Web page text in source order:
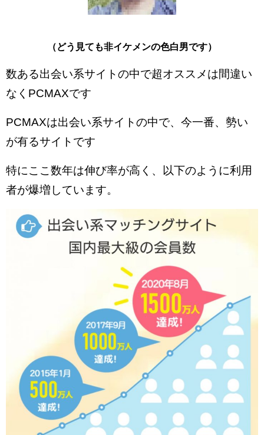
（どう見ても非イケメンの色白男です）
数ある出会い系サイトの中で超オススメは間違い
なくPCMAXです
PCMAXは出会い系サイトの中で、今一番、勢い
が有るサイトです
特にここ数年は伸び率が高く、以下のように利用
者が爆増しています。